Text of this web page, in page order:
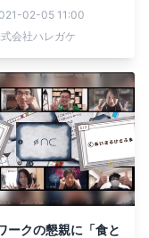
ービスで、食事手配
に
02-05 11:00
会社ハレガケ
ークの懇親に「食と